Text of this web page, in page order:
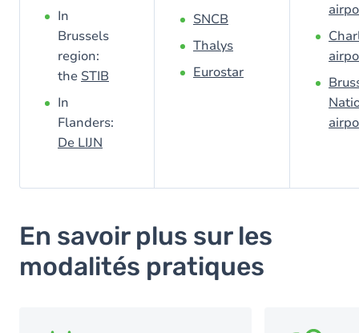
In
Brussels
region:
the STIB
In
Flanders:
De LIJN
SNCB
Thalys
Eurostar
En savoir plus sur les
modalités pratiques